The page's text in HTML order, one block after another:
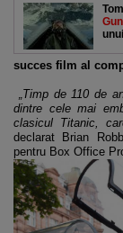
succes film al
„Timp de 110 de
dintre cele mai
clasicul Titanic,
declarat Brian
pentru Box Office